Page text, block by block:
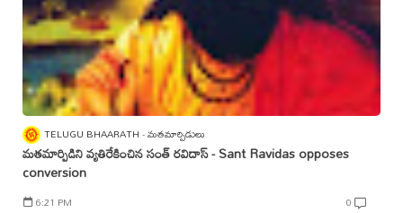
TELUGU BHAARATH మతమార్పిడులు
మతమార్పిడిని వ్యతిరేకించిన సంత్‌ రవిదాస్‌ - Sant Ravidas opposes
conversion
6:21 PM 0